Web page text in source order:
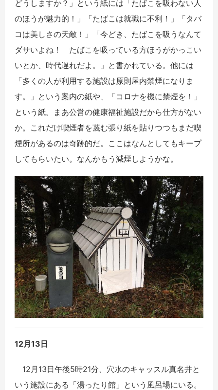
どうしますか？」という紙には「たばこを吸わない人
のほうが魅力的！」「たばこは就職に不利！」「タバ
コは美しさの天敵！」「今どき、たばこを吸うなんて
ダサいよね！ たばこを吸っている方ほうがかっこい
いとか、時代遅れだよ。」と書かれている。他には
「多くの人が利用する施設は原則屋内禁煙になりま
す。」という案内の紙や、「コロナを機に禁煙を！」
という紙。まあ公営の健康福祉施設だから仕方がない
か。これだけ喫煙者を蔑む張り紙を貼りつつもまだ喫
煙所があるのは奇跡的だ。ここはなんとしてもキープ
してもらいたい。なんかもう減煙しようかな。
12月13日
12月13日午後5時21分、穴水のキャッスル真名井と
いう施設にある「湯ったり館」という風呂場にいる。